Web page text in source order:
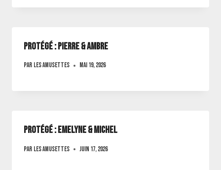
Protégé : pierre & ambre
Par Les amusettes mai 19, 2026
Protégé : Emelyne & michel
Par Les amusettes juin 17, 2026